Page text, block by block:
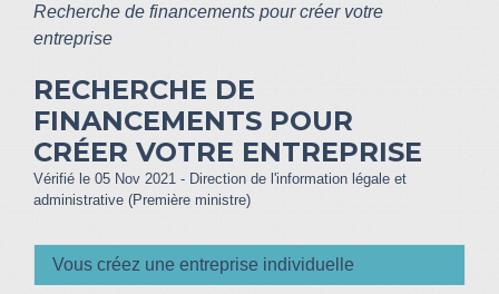
Recherche de financements pour créer votre
entreprise
RECHERCHE DE
FINANCEMENTS POUR
CRÉER VOTRE ENTREPRISE
Vérifié le 05 Nov 2021 - Direction de l'information légale et
administrative (Première ministre)
Vous créez une entreprise individuelle